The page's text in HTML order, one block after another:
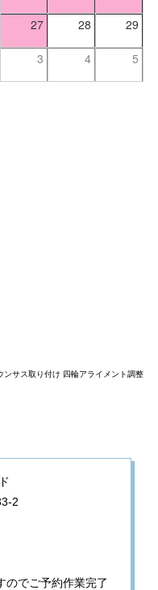
27 28 29
3 4 5
ンサス取り付け 四輪アライメント調整
2
でご予約作業完了